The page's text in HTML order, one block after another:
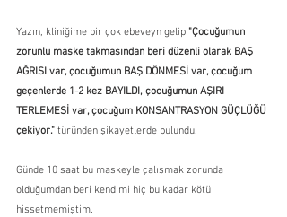
Yazın, kliniğime bir çok ebeveyn gelip "Çocuğumun
zorunlu maske takmasından beri düzenli olarak BAŞ
AĞRISI var, çocuğumun BAŞ DÖNMESİ var, çocuğum
geçenlerde 1-2 kez BAYILDI, çocuğumun AŞIRI
TERLEMESİ var, çocuğum KONSANTRASYON GÜÇLÜĞÜ
çekiyor." türünden şikayetlerde bulundu.
Günde 10 saat bu maskeyle çalışmak zorunda
olduğumdan beri kendimi hiç bu kadar kötü
hissetmemiştim.